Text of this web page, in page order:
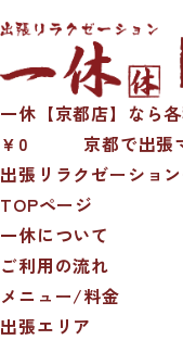
一休【京都店】なら
￥0 京都で出張マ
出張リラクゼーション
TOPページ
一休について
ご利用の流れ
メニュー/料金
出張エリア